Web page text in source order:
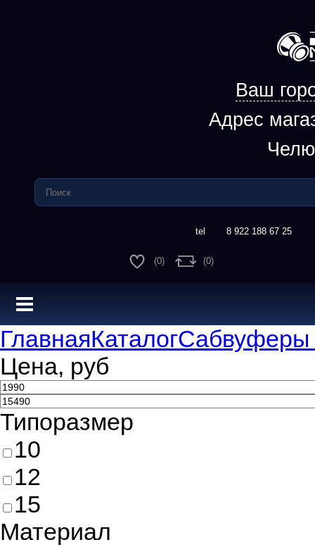
Ваш
Адрес
8 922 188 67 25
(0) (0)
ГлавнаяКаталогСабвуферы
Цена, руб
Типоразмер
10
12
15
Материал